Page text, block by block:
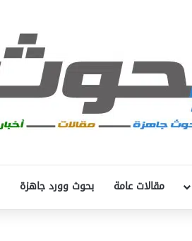
مقالات عامة بحوث وورد جاهزة